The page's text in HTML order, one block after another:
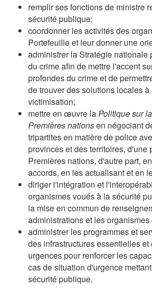
remplir ses fonctions de ministre
sécurité publique;
coordonner les activités des
Portefeuille et leur donner une
administrer la Stratégie nationale
du crime afin de mettre l'accent
profondes du crime et de
de trouver des solutions locales
victimisation;
mettre en œuvre la Politique sur
Premières nationsen négociant
tripartites en matière de police
provinces et des territoires, d'une
Premières nations, d'autre part,
accords, en les actualisant et en
diriger l'intégration et
organismes voués à la sécurité
la mise en commun de
administrations et les
administrer les programmes et
des infrastructures essentielles
urgences pour renforcer les
cas de situation d'urgence
sécurité publique.